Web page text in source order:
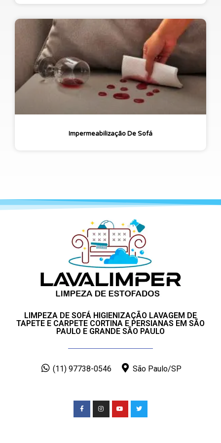
Impermeabilização De Sofá
LIMPEZA DE SOFÁ HIGIENIZAÇÃO LAVAGEM DE
TAPETE E CARPETE CORTINA E PERSIANAS EM SÃO
PAULO E GRANDE SÃO PAULO
(11) 97738-0546 São Paulo/SP